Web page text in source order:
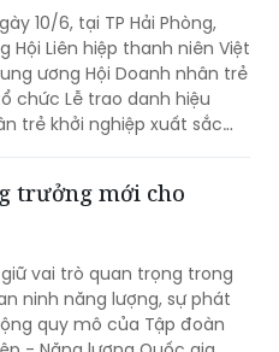
ương Hội Doanh nhân trẻ
chức Lễ trao danh hiệu
trẻ khởi nghiệp xuất sắc
trưởng mới cho
vai trò quan trọng trong
ninh năng lượng, sự phát
quy mô của Tập đoàn
- Năng lượng Quốc gia
còn có ý
định tới mục tiêu tăng